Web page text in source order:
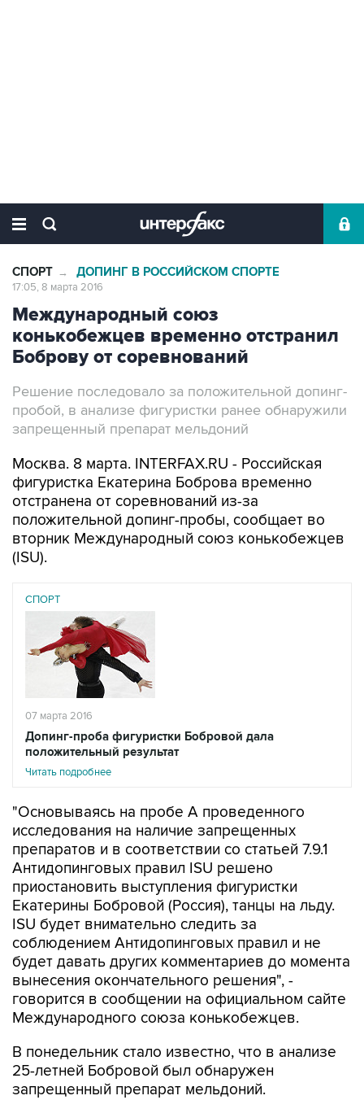
СПОРТ → ДОПИНГ В РОССИЙСКОМ СПОРТЕ
17:05, 8 марта 2016
Международный союз
конькобежцев временно отстранил
Боброву от соревнований
Решение последовало за положительной допинг-
пробой, в анализе фигуристки ранее обнаружили
запрещенный препарат мельдоний
Москва. 8 марта. INTERFAX.RU - Российская
фигуристка Екатерина Боброва временно
отстранена от соревнований из-за
положительной допинг-пробы, сообщает во
вторник Международный союз конькобежцев
(ISU).
СПОРТ
07 марта 2016
Допинг-проба фигуристки Бобровой дала
положительный результат
Читать подробнее
"Основываясь на пробе А проведенного
исследования на наличие запрещенных
препаратов и в соответствии со статьей 7.9.1
Антидопинговых правил ISU решено
приостановить выступления фигуристки
Екатерины Бобровой (Россия), танцы на льду.
ISU будет внимательно следить за
соблюдением Антидопинговых правил и не
будет давать других комментариев до момента
вынесения окончательного решения", -
говорится в сообщении на официальном сайте
Международного союза конькобежцев.
В понедельник стало известно, что в анализе
25-летней Бобровой был обнаружен
запрещенный препарат мельдоний.